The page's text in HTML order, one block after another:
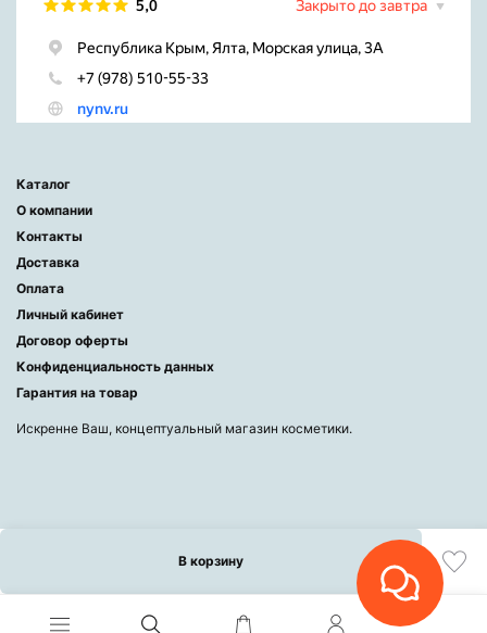
В корзину
Каталог
О компании
Контакты
Доставка
Оплата
Личный кабинет
Договор оферты
Конфиденциальность данных
Гарантия на товар
Искренне Ваш, концептуальный магазин косметики.